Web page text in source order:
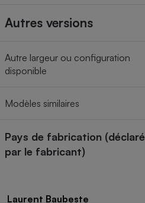
Autres versions
Autre largeur ou configuration
disponible
Modèles similaires
Pays de fabrication (déclaré
par le fabricant)
Laurent Baubeste